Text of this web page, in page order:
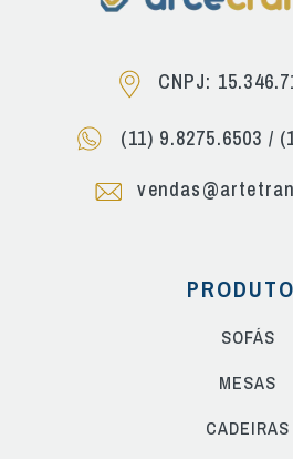
CNPJ:
(11) 9.8275.6503 /
SOFÁS
MESAS
CADEIRAS